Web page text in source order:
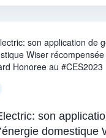
son
domestique